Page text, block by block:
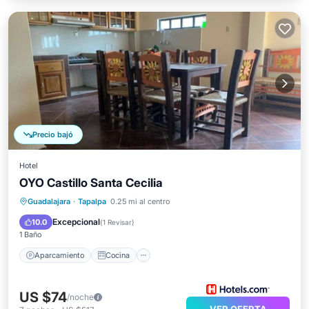
Precio bajó
Hotel
OYO Castillo Santa Cecilia
Guadalajara · Tapalpa 0.25 mi al centro
10.0 Excepcional(1 Revisar)
1 Baño
Aparcamiento Cocina
Aparcamiento Cocina
Apto para niños
US $74/noche